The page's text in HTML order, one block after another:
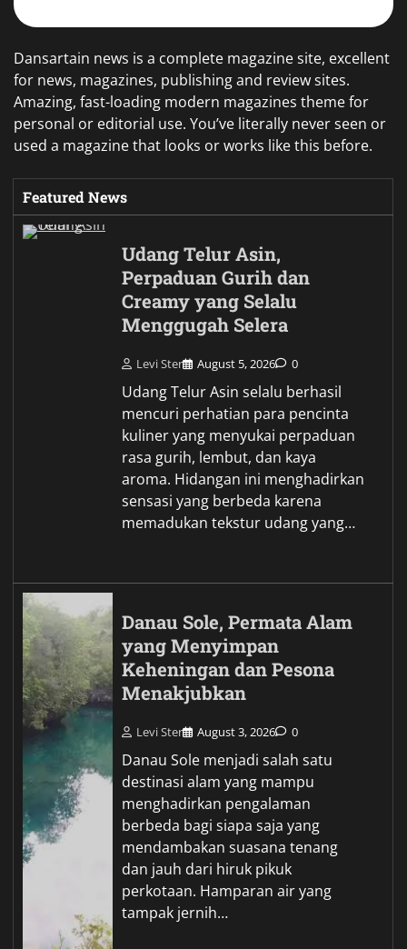
Dansartain news is a complete magazine site, excellent
for news, magazines, publishing and review sites.
Amazing, fast-loading modern magazines theme for
personal or editorial use. You’ve literally never seen or
used a magazine that looks or works like this before.
Featured News
Udang Telur Asin,
Perpaduan Gurih dan
Creamy yang Selalu
Menggugah Selera
Levi Ster August 5, 2026 0
Udang Telur Asin selalu berhasil
mencuri perhatian para pencinta
kuliner yang menyukai perpaduan
rasa gurih, lembut, dan kaya
aroma. Hidangan ini menghadirkan
sensasi yang berbeda karena
memadukan tekstur udang yang…
Danau Sole, Permata Alam
yang Menyimpan
Keheningan dan Pesona
Menakjubkan
Levi Ster August 3, 2026 0
Danau Sole menjadi salah satu
destinasi alam yang mampu
menghadirkan pengalaman
berbeda bagi siapa saja yang
mendambakan suasana tenang
dan jauh dari hiruk pikuk
perkotaan. Hamparan air yang
tampak jernih…